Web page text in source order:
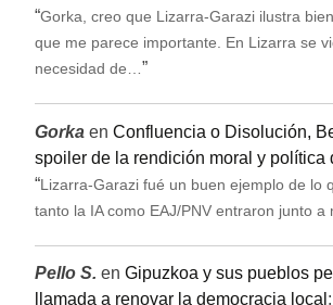
“Gorka, creo que Lizarra-Garazi ilustra
que me parece importante. En Lizarra se
necesidad de… ”
Gorka en Confluencia o Disolución,
spoiler de la rendición moral y política
“Lizarra-Garazi fué un buen ejemplo de lo
tanto la IA como EAJ/PNV entraron junto a
Pello S. en Gipuzkoa y sus pueblos
llamada a renovar la democracia local